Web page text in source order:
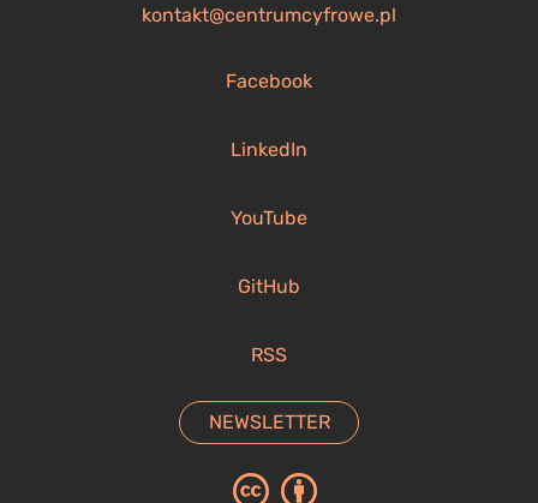
kontakt@centrumcyfrowe.pl
Facebook
LinkedIn
YouTube
GitHub
RSS
NEWSLETTER